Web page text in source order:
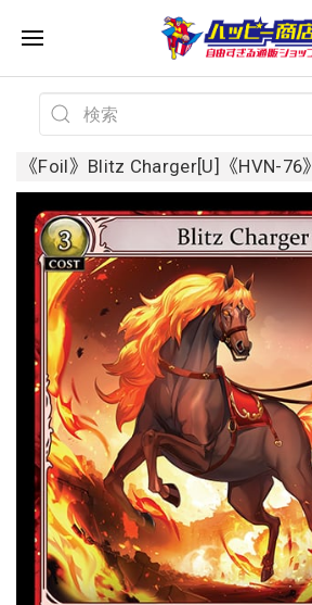
《Foil》Blitz Charger[U]《HVN-76》